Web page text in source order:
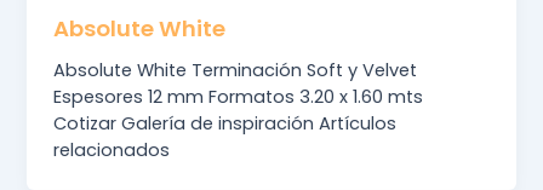
Absolute White
Absolute White Terminación Soft y Velvet
Espesores 12 mm Formatos 3.20 x 1.60 mts
Cotizar Galería de inspiración Artículos
relacionados